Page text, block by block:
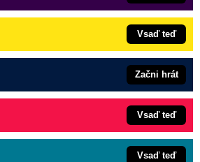
Vsaď teď
Začni hrát
Vsaď teď
Vsaď teď